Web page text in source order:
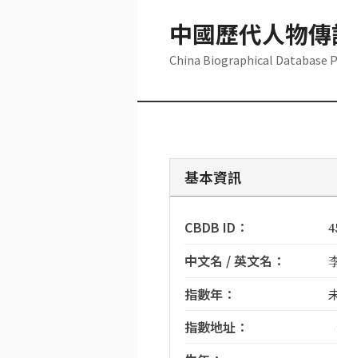
中國歷代人物
China Biographical Database
基本資訊
CBDB ID：
中文名 / 英文名：
指數年：
指數地址：